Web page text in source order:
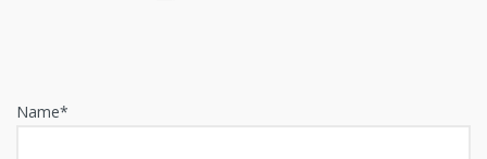
Name*